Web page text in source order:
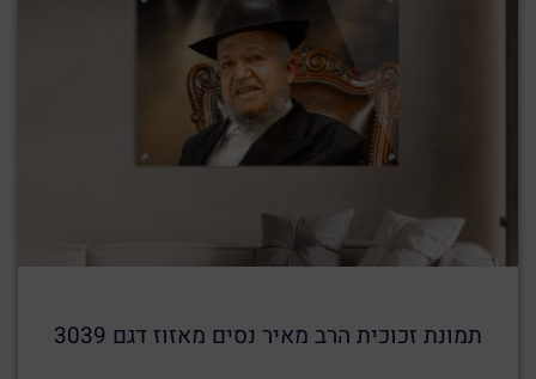
תמונת זכוכית הרב מאיר נסים מאזוז דגם 3039